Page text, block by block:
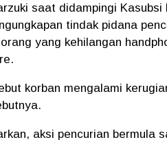
saat didampingi
tindak pidana
yang kehilangan
korban mengalami
aksi pencurian bermula